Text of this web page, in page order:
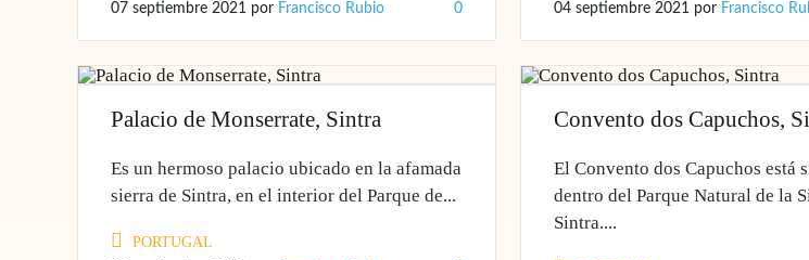
07 septiembre 2021 por Francisco Rubio 0 04 septiembre 2021 por Francisco
Palacio de Monserrate, Sintra
Es un hermoso palacio ubicado en la afamada
sierra de Sintra, en el interior del Parque de...
PORTUGAL
Convento dos Capuchos,
El Convento dos Capuchos está
dentro del Parque Natural de la
Sintra....